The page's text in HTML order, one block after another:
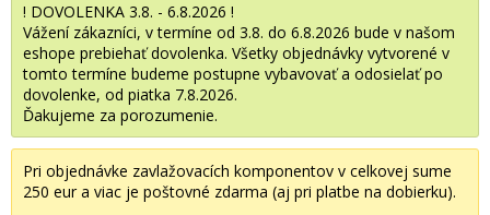
! DOVOLENKA 3.8. - 6.8.2026 !
Vážení zákazníci, v termíne od 3.8. do 6.8.2026 bude v našom
eshope prebiehať dovolenka. Všetky objednávky vytvorené v
tomto termíne budeme postupne vybavovať a odosielať po
dovolenke, od piatka 7.8.2026.
Ďakujeme za porozumenie.
Pri objednávke zavlažovacích komponentov v celkovej sume
250 eur a viac je poštovné zdarma (aj pri platbe na dobierku).